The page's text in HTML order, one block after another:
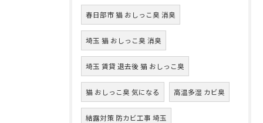
春日部市 猫 おしっこ臭 消臭
埼玉 猫 おしっこ臭 消臭
埼玉 賃貸 退去後 猫 おしっこ臭
猫 おしっこ臭 気になる 高温多湿 カビ臭
結露対策 防カビ工事 埼玉